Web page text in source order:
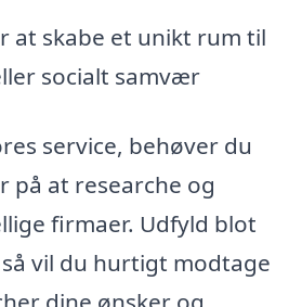
at skabe et unikt rum til
socialt samvær
service, behøver du
på at researche og
firmaer. Udfyld blot
vil du hurtigt modtage